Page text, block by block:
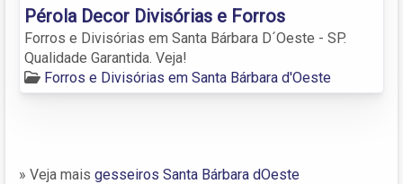
Pérola Decor Divisórias e Forros
Forros e Divisórias em Santa Bárbara D´Oeste - SP.
Qualidade Garantida. Veja!
Forros e Divisórias em Santa Bárbara d'Oeste
» Veja mais gesseiros Santa Bárbara dOeste